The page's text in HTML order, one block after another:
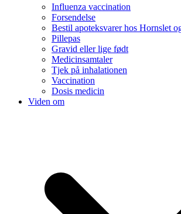
Influenza vaccination
Forsendelse
Bestil apoteksvarer hos Hornslet
Pillepas
Gravid eller lige født
Medicinsamtaler
Tjek på inhalationen
Vaccination
Dosis medicin
Viden om